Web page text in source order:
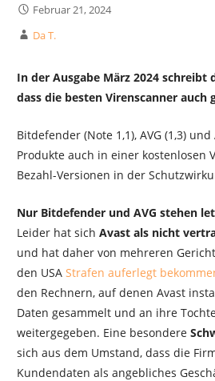
Februar 21, 2024
Da T.
In der Ausgabe März 2024 schreibt
dass die besten Virenscanner auch
Bitdefender (Note 1,1), AVG (1,3)
Produkte auch in einer kostenlosen
Bezahl-Versionen in der
Nur Bitdefender und AVG stehen
Leider hat sich Avast als nicht
und hat daher von mehreren
den USA Strafen auferlegt
den Rechnern, auf denen Avast
Daten gesammelt und an ihre
weitergegeben. Eine besondere
sich aus dem Umstand, dass die
Kundendaten als angebliches